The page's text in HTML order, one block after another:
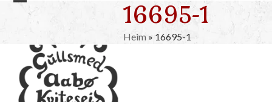
Skip
Open
menu
Close
menu
16695-1
Heim » 16695-1